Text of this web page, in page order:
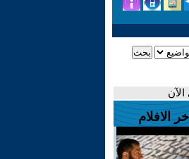
اخر الافلام